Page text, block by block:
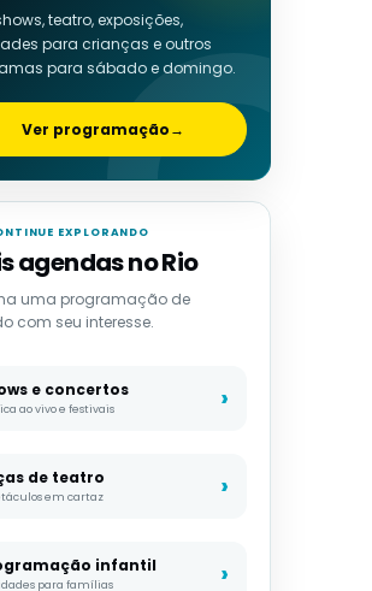
teatro, exposições,
para crianças e outros
para sábado e domingo.
Ver programação→
EXPLORANDO
agendas no Rio
uma programação de
com seu interesse.
e concertos
ao vivo e festivais
de teatro
em cartaz
infantil
para famílias